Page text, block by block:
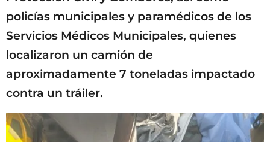
policías municipales y paramédicos de los
Servicios Médicos Municipales, quienes
localizaron un camión de
aproximadamente 7 toneladas impactado
contra un tráiler.